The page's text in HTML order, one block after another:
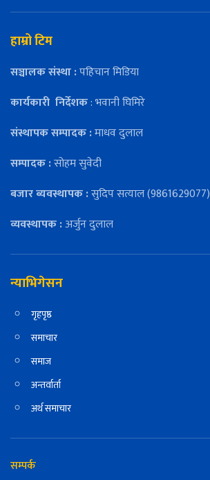
हाम्रो टिम
सञ्चालक संस्था :पहिचान मिडिया
कार्यकारी निर्देशक: भवानी घिमिरे
संस्थापक सम्पादक :माधव दुलाल
सम्पादक :सोहम सुवेदी
बजार ब्यवस्थापक :सुदिप सत्याल (9861629077)
व्यवस्थापक :अर्जुन दुलाल
न्याभिगेसन
गृहपृष्ठ
समाचार
समाज
अन्तर्वार्ता
अर्थ समाचार
सम्पर्क